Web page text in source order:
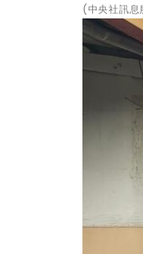
(中央社訊